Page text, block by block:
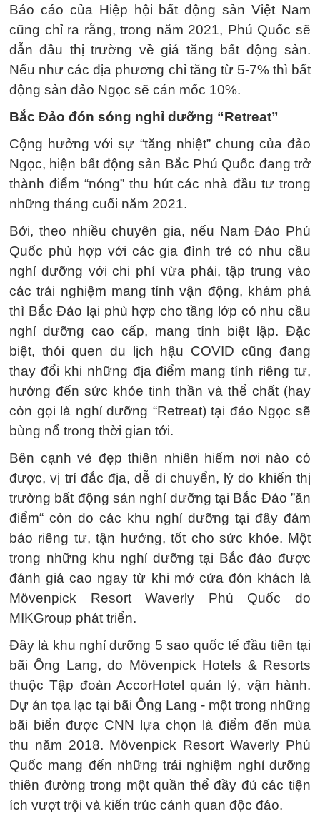
Báo cáo của Hiệp hội bất động sản Việt Nam
cũng chỉ ra rằng, trong năm 2021, Phú Quốc sẽ
dẫn đầu thị trường về giá tăng bất động sản.
Nếu như các địa phương chỉ tăng từ 5-7% thì bất
động sản đảo Ngọc sẽ cán mốc 10%.
Bắc Đảo đón sóng nghỉ dưỡng “Retreat”
Cộng hưởng với sự “tăng nhiệt” chung của đảo
Ngọc, hiện bất động sản Bắc Phú Quốc đang trở
thành điểm “nóng” thu hút các nhà đầu tư trong
những tháng cuối năm 2021.
Bởi, theo nhiều chuyên gia, nếu Nam Đảo Phú
Quốc phù hợp với các gia đình trẻ có nhu cầu
nghỉ dưỡng với chi phí vừa phải, tập trung vào
các trải nghiệm mang tính vận động, khám phá
thì Bắc Đảo lại phù hợp cho tầng lớp có nhu cầu
nghỉ dưỡng cao cấp, mang tính biệt lập. Đặc
biệt, thói quen du lịch hậu COVID cũng đang
thay đổi khi những địa điểm mang tính riêng tư,
hướng đến sức khỏe tinh thần và thể chất (hay
còn gọi là nghỉ dưỡng “Retreat) tại đảo Ngọc sẽ
bùng nổ trong thời gian tới.
Bên cạnh vẻ đẹp thiên nhiên hiếm nơi nào có
được, vị trí đắc địa, dễ di chuyển, lý do khiến thị
trường bất động sản nghỉ dưỡng tại Bắc Đảo ”ăn
điểm“ còn do các khu nghỉ dưỡng tại đây đảm
bảo riêng tư, tận hưởng, tốt cho sức khỏe. Một
trong những khu nghỉ dưỡng tại Bắc đảo được
đánh giá cao ngay từ khi mở cửa đón khách là
Mövenpick Resort Waverly Phú Quốc do
MIKGroup phát triển.
Đây là khu nghỉ dưỡng 5 sao quốc tế đầu tiên tại
bãi Ông Lang, do Mövenpick Hotels & Resorts
thuộc Tập đoàn AccorHotel quản lý, vận hành.
Dự án tọa lạc tại bãi Ông Lang - một trong những
bãi biển được CNN lựa chọn là điểm đến mùa
thu năm 2018. Mövenpick Resort Waverly Phú
Quốc mang đến những trải nghiệm nghỉ dưỡng
thiên đường trong một quần thể đầy đủ các tiện
ích vượt trội và kiến trúc cảnh quan độc đáo.